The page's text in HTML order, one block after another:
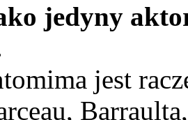
jedyny
jest